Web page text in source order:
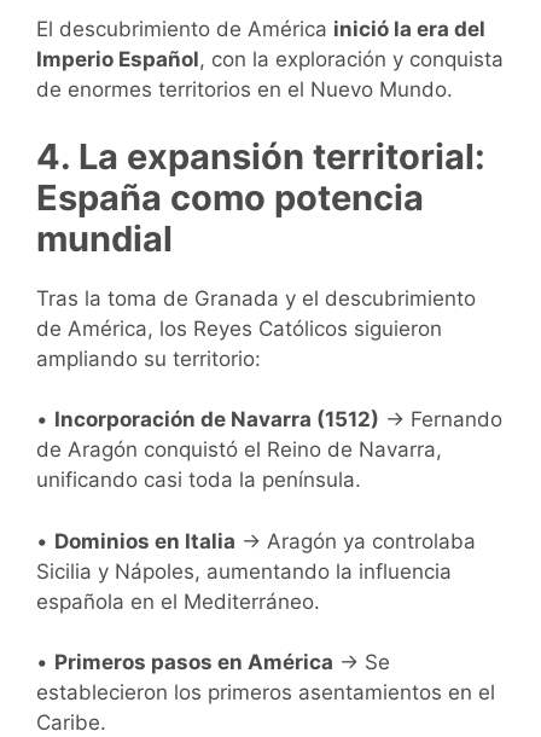
El descubrimiento de América inició la era del
Imperio Español, con la exploración y conquista
de enormes territorios en el Nuevo Mundo.
4. La expansión territorial:
España como potencia
mundial
Tras la toma de Granada y el descubrimiento
de América, los Reyes Católicos siguieron
ampliando su territorio:
• Incorporación de Navarra (1512) → Fernando
de Aragón conquistó el Reino de Navarra,
unificando casi toda la península.
• Dominios en Italia → Aragón ya controlaba
Sicilia y Nápoles, aumentando la influencia
española en el Mediterráneo.
• Primeros pasos en América → Se
establecieron los primeros asentamientos en el
Caribe.